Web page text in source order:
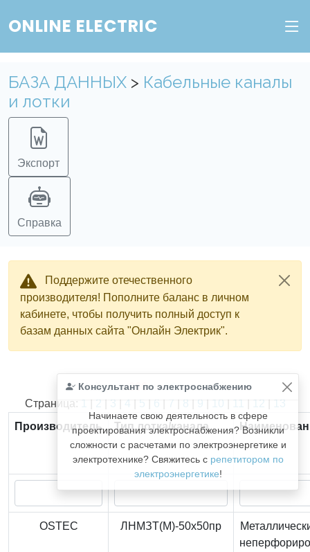
ONLINE ELECTRIC
БАЗА ДАННЫХ > Кабельные каналы
и лотки
Экспорт
Справка
Поддержите отечественного
производителя! Пополните баланс в личном
кабинете, чтобы получить полный доступ к
базам данных сайта "Онлайн Электрик".
Консультант по электроснабжению
Начинаете свою деятельность в сфере
проектирования электроснабжения? Возникли
сложности с расчетами по электроэнергетике и
электротехнике? Свяжитесь с репетитором по
электроэнергетике!
Найдено366из366записей.
Страница: 1 | 2 | 3 | 4 | 5 | 6 | 7 | 8 | 9 | 10 | 11 | 12 | 13
Производитель
Тип лотка/канала
OSTEC ЛНМЗТ(М)-50x50пр